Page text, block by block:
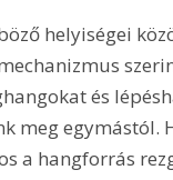
helyiségei
és
meg egymástól.
a hangforrás